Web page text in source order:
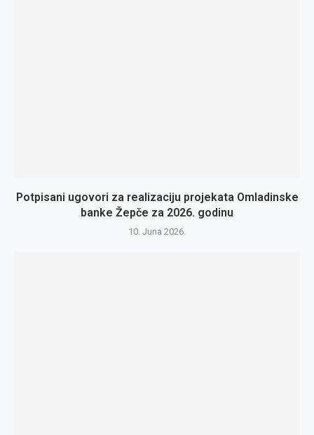
Potpisani ugovori za realizaciju projekata Omladinske
banke Žepče za 2026. godinu
10. Juna 2026.